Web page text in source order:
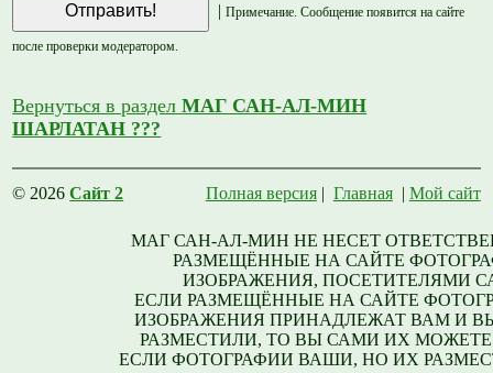
| Примечание. Сообщение появится на сайте
после проверки модератором.
Вернуться в разделМАГ САН-АЛ-МИН
ШАРЛАТАН ???
© 2026Сайт 2 Полная версия| Главная| Мой сайт
МАГ САН-АЛ-МИН НЕ НЕСЕТ
РАЗМЕЩЁННЫЕ НА САЙТЕ
ИЗОБРАЖЕНИЯ, ПОСЕТИТЕЛЯМИ
ЕСЛИ РАЗМЕЩЁННЫЕ НА САЙТЕ
ИЗОБРАЖЕНИЯ ПРИНАДЛЕЖАТ ВАМ И
РАЗМЕСТИЛИ, ТО ВЫ САМИ ИХ МОЖЕТЕ
ЕСЛИ ФОТОГРАФИИ ВАШИ, НО ИХ